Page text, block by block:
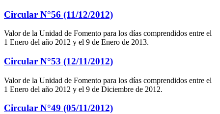
Circular N°56 (11/12/2012)
Valor de la Unidad de Fomento para los días comprendidos entre el
1 Enero del año 2012 y el 9 de Enero de 2013.
Circular N°53 (12/11/2012)
Valor de la Unidad de Fomento para los días comprendidos entre el
1 Enero del año 2012 y el 9 de Diciembre de 2012.
Circular N°49 (05/11/2012)